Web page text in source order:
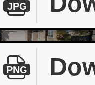
JPG
PNG